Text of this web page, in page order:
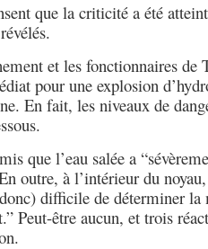
que la criticité a été
et les fonctionnaires de
pour une explosion
En fait, les niveaux de
que l’eau salée a
outre, à l’intérieur du
difficile de déterminer
Peut-être aucun, et trois